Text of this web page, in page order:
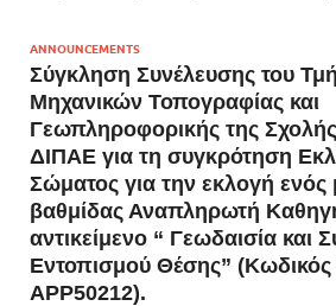
ANNOUNCEMENTS
Σύγκληση Συνέλευσης του
Μηχανικών Τοπογραφίας και
Γεωπληροφορικής της
ΔΙΠΑΕ για τη συγκρότηση
Σώματος για την εκλογή
βαθμίδας Αναπληρωτή
αντικείμενο “ Γεωδαισία και
Εντοπισμού Θέσης”
APP50212).